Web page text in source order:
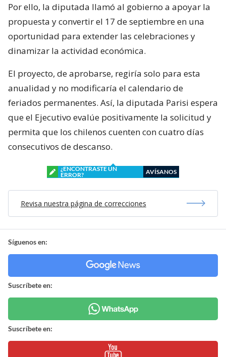
Por ello, la diputada llamó al gobierno a apoyar la
propuesta y convertir el 17 de septiembre en una
oportunidad para extender las celebraciones y
dinamizar la actividad económica.
El proyecto, de aprobarse, regiría solo para esta
anualidad y no modificaría el calendario de
feriados permanentes. Así, la diputada Parisi espera
que el Ejecutivo evalúe positivamente la solicitud y
permita que los chilenos cuenten con cuatro días
consecutivos de descanso.
¿ENCONTRASTE UN
ERROR?
AVÍSANOS
Revisa nuestra página de correcciones
Síguenos en:
Suscríbete en:
Suscríbete en: